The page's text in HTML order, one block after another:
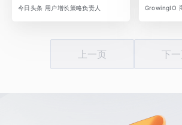
今日头条 用户增长策略负责人
GrowingIO
上一页 下